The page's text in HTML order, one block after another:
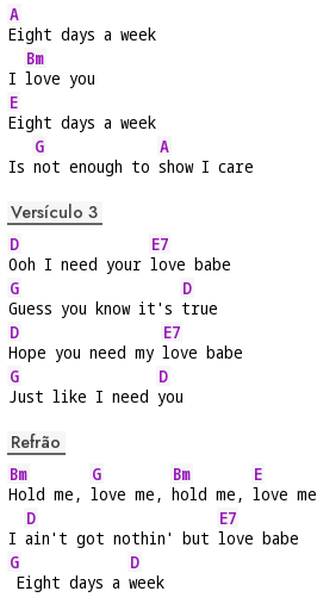
A
Eight days a week
I
Bm
love you
E
Eight days a week
Is
G
not enough to
A
show I care
Versículo 3
D
Ooh I need your
E7
love babe
G
Guess you know it's
D
true
D
Hope you need my
E7
love babe
G
Just like I need
D
you
Refrão
Bm
Hold me,
G
love me,
Bm
hold me,
E
love me
I
D
ain't got nothin' but
E7
love babe
G
Eight days a
D
week